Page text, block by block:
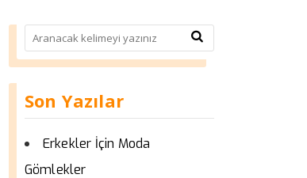
Son Yazılar
Erkekler İçin Moda
Gömlekler